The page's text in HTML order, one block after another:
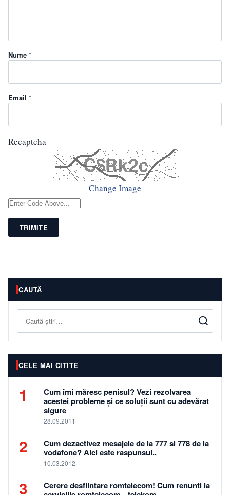
Nume *
Email *
Recaptcha
Change Image
TRIMITE
CAUTĂ
CELE MAI CITITE
1
Cum îmi măresc penisul? Vezi rezolvarea
acestei probleme și ce soluții sunt cu adevărat
sigure
28.09.2011
2
Cum dezactivez mesajele de la 777 si 778 de la
vodafone? Aici este raspunsul..
10.03.2012
3
Cerere desfiintare romtelecom! Cum renunti la